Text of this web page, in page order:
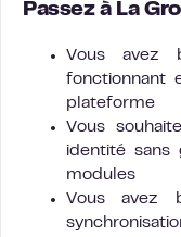
Passez à La
Vous avez
fonctionnant
plateforme
Vous
identité sans
modules
Vous avez